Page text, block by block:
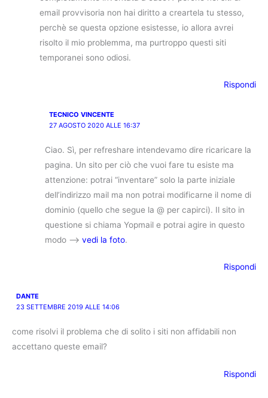
email provvisoria non hai diritto a creartela tu stesso,
perchè se questa opzione esistesse, io allora avrei
risolto il mio problemma, ma purtroppo questi siti
temporanei sono odiosi.
Rispondi
TECNICO VINCENTE
27 AGOSTO 2020 ALLE 16:37
Ciao. Sì, per refreshare intendevamo dire ricaricare la
pagina. Un sito per ciò che vuoi fare tu esiste ma
attenzione: potrai “inventare” solo la parte iniziale
dell’indirizzo mail ma non potrai modificarne il nome di
dominio (quello che segue la @ per capirci). Il sito in
questione si chiama Yopmail e potrai agire in questo
modo –> vedi la foto.
Rispondi
DANTE
23 SETTEMBRE 2019 ALLE 14:06
come risolvi il problema che di solito i siti non affidabili non
accettano queste email?
Rispondi